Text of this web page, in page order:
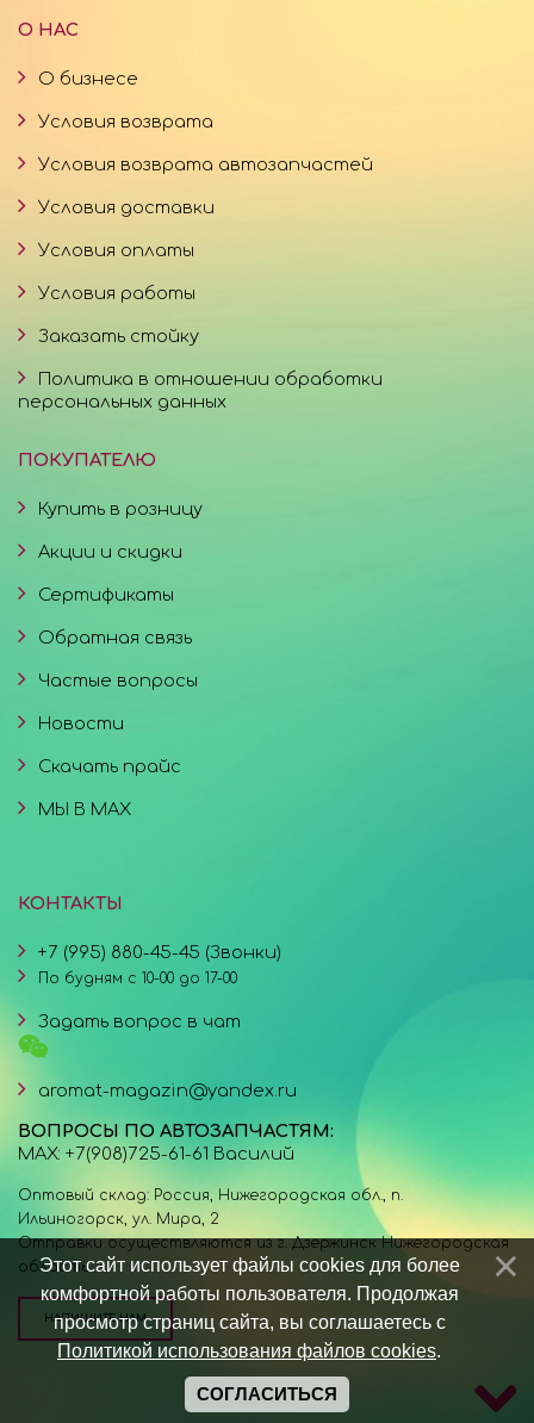
О НАС
О бизнесе
Условия возврата
Условия возврата автозапчастей
Условия доставки
Условия оплаты
Условия работы
Заказать стойку
Политика в отношении обработки
персональных данных
ПОКУПАТЕЛЮ
Купить в розницу
Акции и скидки
Сертификаты
Обратная связь
Частые вопросы
Новости
Скачать прайс
МЫ В MAX
КОНТАКТЫ
+7 (995) 880-45-45 (Звонки)
По будням с 10-00 до 17-00
Задать вопрос в чат
aromat-magazin@yandex.ru
ВОПРОСЫ ПО АВТОЗАПЧАСТЯМ:
MAX: +7(908)725-61-61 Василий
Оптовый склад: Россия, Нижегородская обл., п.
Ильиногорск, ул. Мира, 2
Отправки осуществляются из г. Дзержинск Нижегородская
область.
НАПИШИТЕ НАМ
Этот сайт использует файлы cookies для более
комфортной работы пользователя. Продолжая
просмотр страниц сайта, вы соглашаетесь с
Политикой использования файлов cookies.
СОГЛАСИТЬСЯ